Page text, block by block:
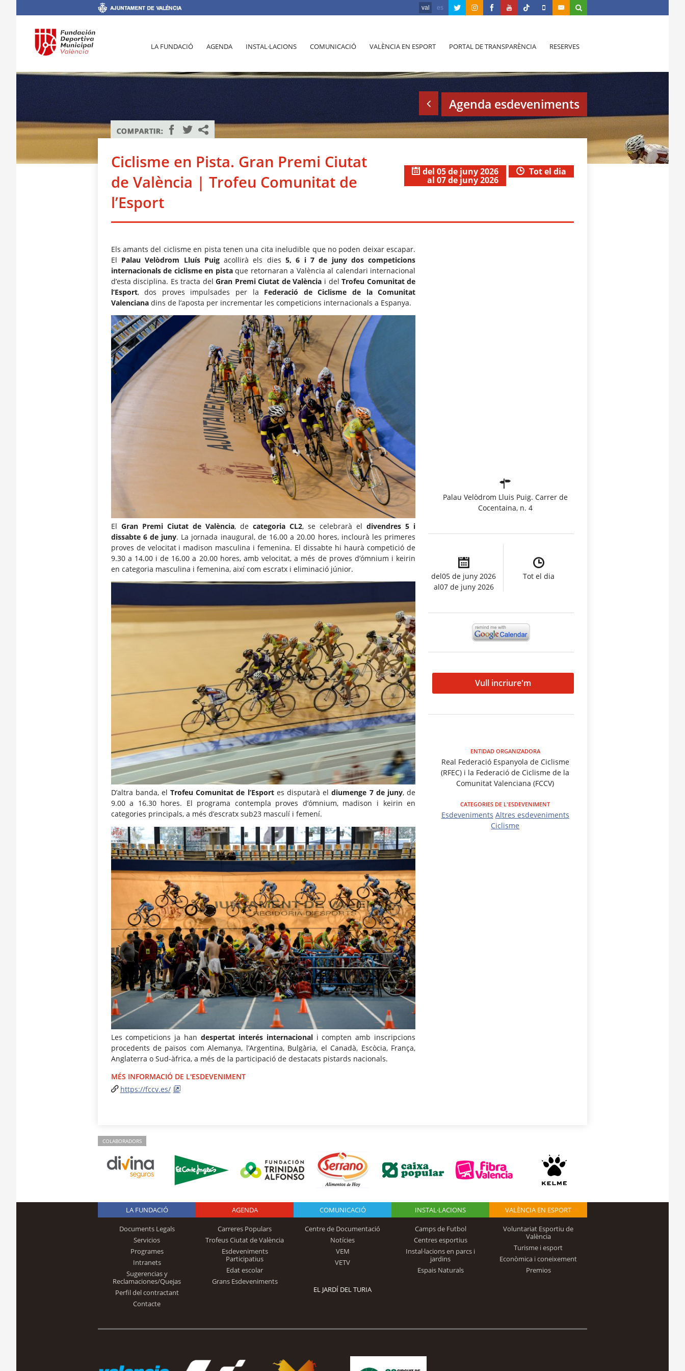
val es
LA FUNDACIÓ AGENDA INSTAL·LACIONS COMUNICACIÓ VALÈNCIA EN ESPORT PORTAL DE TRANSPARÈNCIA RESERVES
Agenda esdeveniments
Ciclisme en Pista. Gran Premi Ciutat
de València | Trofeu Comunitat de
l’Esport
Tot el dia
del 05 de juny 2026
al 07 de juny 2026
Els amants del ciclisme en pista tenen una cita ineludible que no poden deixar escapar.
El Palau Velòdrom Lluís Puigacollirà els dies5, 6 i 7 de juny dos competicions
internacionals de ciclisme en pistaque retornaran a València al calendari internacional
d’esta disciplina. Es tracta delGran Premi Ciutat de València i delTrofeu Comunitat de
l’Esport, dos proves impulsades per la Federació de Ciclisme de la Comunitat
Valencianadins de l’aposta per incrementar les competicions internacionals a Espanya.
El Gran Premi Ciutat de València, de categoria CL2, se celebrarà eldivendres 5 i
dissabte 6 de juny. La jornada inaugural, de 16.00 a 20.00 hores, inclourà les primeres
proves de velocitat i madison masculina i femenina. El dissabte hi haurà competició de
9.30 a 14.00 i de 16.00 a 20.00 hores, amb velocitat, a més de proves d’ómnium i keirin
en categoria masculina i femenina, així com escratx i eliminació júnior.
D’altra banda, elTrofeu Comunitat de l’Esportes disputarà eldiumenge 7 de juny, de
9.00 a 16.30 hores. El programa contempla proves d’ómnium, madison i keirin en
categories principals, a més d’escratx sub23 masculí i femení.
Les competicions ja han despertat interés internacionali compten amb inscripcions
procedents de països com Alemanya, l’Argentina, Bulgària, el Canadà, Escòcia, França,
Anglaterra o Sud-àfrica, a més de la participació de destacats pistards nacionals.
MÉS INFORMACIÓ DE L'ESDEVENIMENT
https://fccv.es/
Palau Velòdrom Lluis Puig. Carrer de
Cocentaina, n. 4
del05 de juny 2026
al07 de juny 2026
Tot el dia
Vull incriure'm
ENTIDAD ORGANIZADORA
Real Federació Espanyola de Ciclisme
(RFEC) i la Federació de Ciclisme de la
Comunitat Valenciana (FCCV)
CATEGORIES DE L'ESDEVENIMENT
Esdeveniments Altres esdeveniments
Ciclisme
COLABORADORS
Logo Fundación
Trinidad Alfonso
LA FUNDACIÓ
Documents Legals
Servicios
Programes
Intranets
Sugerencias y
Reclamaciones/Quejas
Perfil del contractant
Contacte
AGENDA
Carreres Populars
Trofeus Ciutat de València
Esdeveniments
Participatius
Edat escolar
Grans Esdeveniments
COMUNICACIÓ
Centre de Documentació
Notícies
VEM
VETV
INSTAL·LACIONS
Camps de Futbol
Centres esportius
Instal·lacions en parcs i
jardins
Espais Naturals
VALÈNCIA EN ESPORT
Voluntariat Esportiu de
València
Turisme i esport
Econòmica i coneixement
Premios
EL JARDÍ DEL TURIA